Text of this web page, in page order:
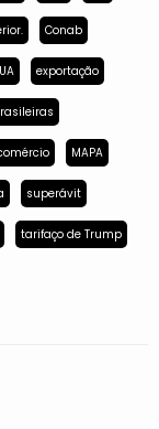
Conab
exportação
MAPA
superávit
tarifaço de Trump